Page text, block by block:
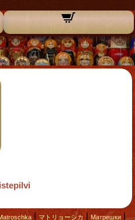
|マトリョーシカ| Матрешки|